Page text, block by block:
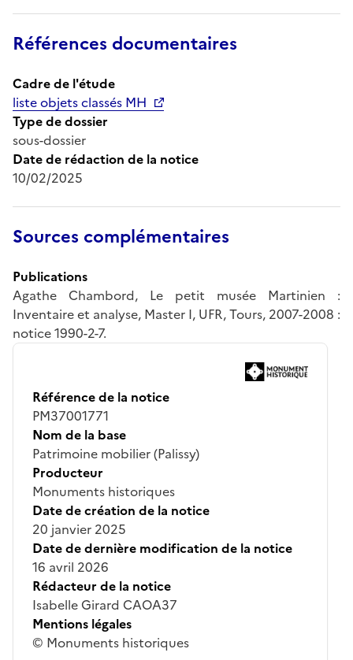
Références documentaires
Cadre de l'étude
liste objets classés MH
Type de dossier
sous-dossier
Date de rédaction de la notice
10/02/2025
Sources complémentaires
Publications
Agathe Chambord, Le petit musée Martinien :
Inventaire et analyse, Master I, UFR, Tours, 2007-2008 :
notice 1990-2-7.
Référence de la notice
PM37001771
Nom de la base
Patrimoine mobilier (Palissy)
Producteur
Monuments historiques
Date de création de la notice
20 janvier 2025
Date de dernière modification de la notice
16 avril 2026
Rédacteur de la notice
Isabelle Girard CAOA37
Mentions légales
© Monuments historiques